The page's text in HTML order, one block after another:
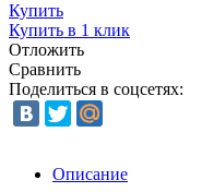
Купить
Купить в 1 клик
Отложить
Сравнить
Поделиться в соцсетях:
Описание